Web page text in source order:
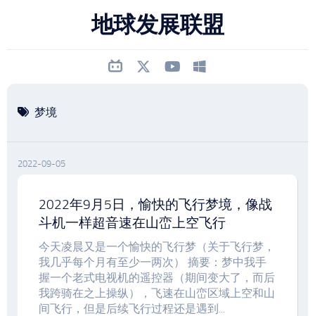
地球发展联盟
梦境
2022-09-05
2022年9月5日，愉快的飞行梦境，像战
斗机一样超音速在山峦上空飞行
今天凌晨又是一个愉快的飞行梦（关于飞行梦，
我几乎每个月有至少一两次） 摘要：梦中我手
握一个老式电视机的遥控器（期间变大了，而后
我跨骑在之上操纵），飞速在山峦区域上空和山
间飞行，但是后续飞行过程还是遇到...